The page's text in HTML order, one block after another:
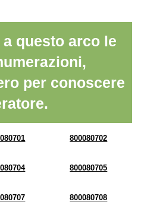
questo arco le
per conoscere
800080702
800080705
800080708